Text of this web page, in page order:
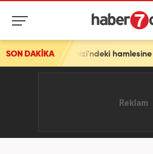
SON DAKİKA
Denizi'ndeki hamlesine açıklama!